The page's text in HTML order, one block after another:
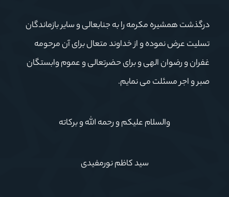
درگذشت همشیره مکرمه را به جنابعالی و سایر بازماندگان
تسلیت عرض نموده و از خداوند متعال برای آن مرحومه
غفران و رضوان الهی و برای حضرتعالی و عموم وابستگان
صبر و اجر مسئلت می نمایم.
والسلام علیکم و رحمه الله و برکاته
سید کاظم نورمفیدی